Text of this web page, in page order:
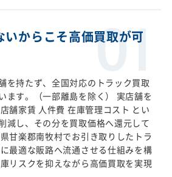
いからこそ高価買取が可
を持たず、全国対応のトラック買取
ます。（一部離島を除く） 実店舗を
舗家賃 人件費 在庫管理コスト とい
減し、その分を買取価格へ還元して
甘楽郡南牧村でお引き取りしたトラ
最適な販路へ流通させる仕組みを構
リスクを抑えながら高価買取を実現